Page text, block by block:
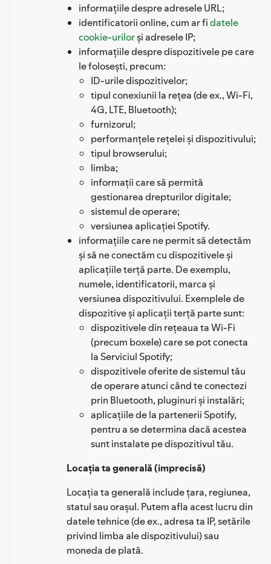
informațiile despre adresele URL;
identificatorii online, cum ar fidatele
cookie-urilorși adresele IP;
informațiile despre dispozitivele pe care
le folosești, precum:
ID-urile dispozitivelor;
tipul conexiunii la rețea (de ex., Wi-Fi,
4G, LTE, Bluetooth);
furnizorul;
performanțele rețelei și dispozitivului;
tipul browserului;
limba;
informații care să permită
gestionarea drepturilor digitale;
sistemul de operare;
versiunea aplicației Spotify.
informațiile care ne permit să detectăm
și să ne conectăm cu dispozitivele și
aplicațiile terță parte. De exemplu,
numele, identificatorii, marca și
versiunea dispozitivului. Exemplele de
dispozitive și aplicații terță parte sunt:
dispozitivele din rețeaua ta Wi-Fi
(precum boxele) care se pot conecta
la Serviciul Spotify;
dispozitivele oferite de sistemul tău
de operare atunci când te conectezi
prin Bluetooth, pluginuri și instalări;
aplicațiile de la partenerii Spotify,
pentru a se determina dacă acestea
sunt instalate pe dispozitivul tău.
Locația ta generală (imprecisă)
Locația ta generală include țara, regiunea,
statul sau orașul. Putem afla acest lucru din
datele tehnice (de ex., adresa ta IP, setările
privind limba ale dispozitivului) sau
moneda de plată.